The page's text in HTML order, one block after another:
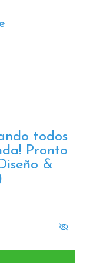
todos
Pronto
&